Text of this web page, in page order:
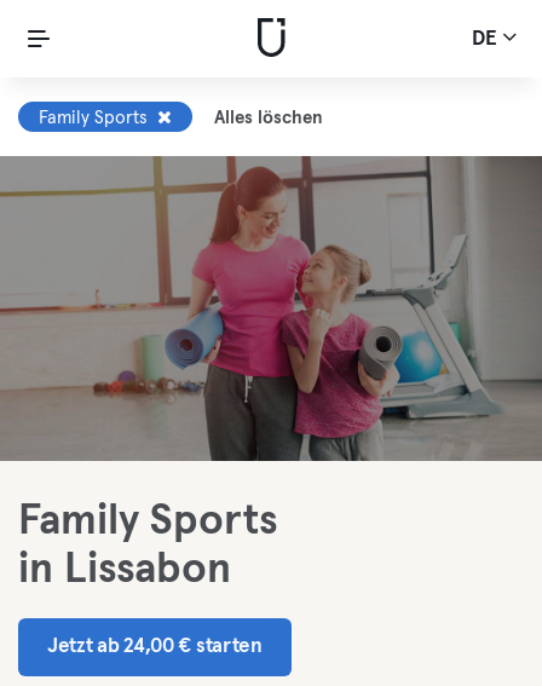
DE
Family Sports Alles löschen
Family Sports
in Lissabon
Jetzt ab 24,00 € starten